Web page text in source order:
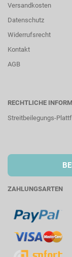
Versandkosten
Datenschutz
Widerrufsrecht
Kontakt
AGB
RECHTLICHE
Streitbeilegungs-
ZAHLUNGSARTEN